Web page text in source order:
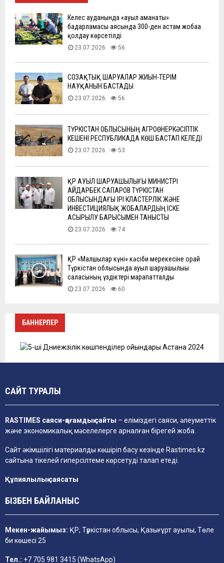
Келес ауданында «ауыл аманаты»
бағдарламасы аясында 300-ден астам жобаға
қолдау көрсетілді
23.07.2026 56
СОЗАҚТЫҚ ШАРУАЛАР ЖИЫН-ТЕРІМ
НАУҚАНЫН БАСТАДЫ
23.07.2026 56
ТҮРКІСТАН ОБЛЫСЫНЫҢ АГРОӨНЕРКӘСІПТІК
КЕШЕНІ РЕСПУБЛИКАДА КӨШ БАСТАП КЕЛЕДІ
23.07.2026 53
ҚР АУЫЛ ШАРУАШЫЛЫҒЫ МИНИСТРІ
АЙДАРБЕК САПАРОВ ТҮРКІСТАН
ОБЛЫСЫНДАҒЫ ІРІ КЛАСТЕРЛІК ЖӘНЕ
ИНВЕСТИЦИЯЛЫҚ ЖОБАЛАРДЫҢ ІСКЕ
АСЫРЫЛУ БАРЫСЫМЕН ТАНЫСТЫ
23.07.2026 74
ҚР «Малшылар күні» кәсіби мерекесіне орай
Түркістан облысында ауыл шаруашылығы
саласының үздіктері марапатталды
23.07.2026 60
БАННЕРЛЕР
САЙТ ТУРАЛЫ
RASTIMES саяси-қоғамдық сайты – еліміздегі саяси, әлеуметтік
және экономикалық мәселелерге арналған бірегей жоба.
Сайт әкімшілігі материалды көшіріп басу кезінде Rastimes.kz
сайтына тікелей гиперсілтеме көрсетуді талап етеді.
Құпиялылық саясаты
БІЗБЕН БАЙЛАНЫС
Мекен-жайымыз: ҚР, Түркістан облысы, Қазығұрт ауылы, Төле
би көшесі 25
Тел.: +7 705 981 3415 (WhatsApp)